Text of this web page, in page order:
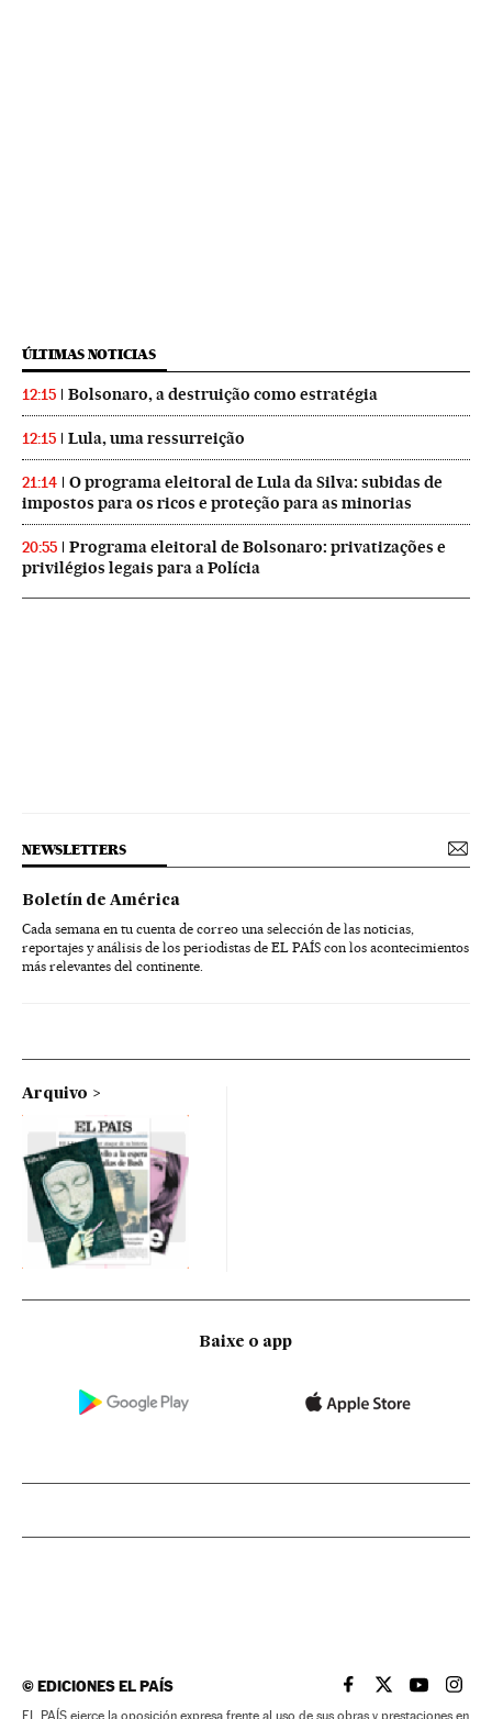
ÚLTIMAS NOTICIAS
12:15 Bolsonaro, a destruição como estratégia
12:15 Lula, uma ressurreição
21:14
O programa eleitoral de Lula da Silva: subidas de
impostos para os ricos e proteção para as minorias
20:55
Programa eleitoral de Bolsonaro: privatizações e
privilégios legais para a Polícia
NEWSLETTERS
Boletín de América
Cada semana en tu cuenta de correo una selección de las noticias,
reportajes y análisis de los periodistas de EL PAÍS con los acontecimientos
más relevantes del continente.
Arquivo
Baixe o app
©EDICIONES EL PAÍS EL PAÍS BRASIL EN
EL PAÍSEL PAÍS
EL
EL PAÍS ejerce la oposición expresa frente al uso de sus obras y prestaciones en